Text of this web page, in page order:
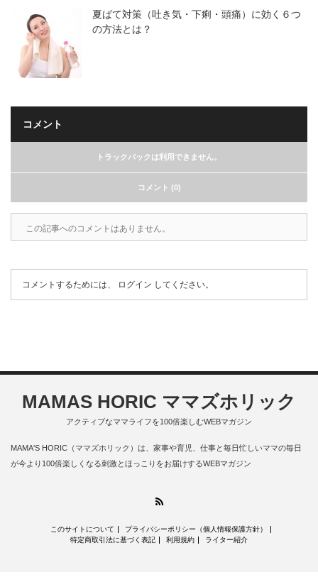
夏ばて対策（吐き気・下痢・頭痛）に効く６つ
の方法とは？
コメント
トラックバックは利用できません。
コメント (0)
この記事へのコメントはありません。
コメントするためには、 ログイン してください。
MAMAS HORIC ママズホリック
アクティブなママライフを100倍楽しむWEBマガジン
MAMA'S HORIC（ママズホリック）は、家事や育児、仕事と毎日忙しいママの毎日
が今より100倍楽しくなる刺激とほっこりをお届けするWEBマガジン
このサイトについて
プライバシーポリシー（個人情報保護方針）
特定商取引法に基づく表記
利用規約 ライター紹介